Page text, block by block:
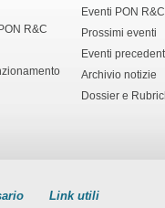
R&C
Eventi PON R&C
Prossimi eventi
Eventi
Archivio notizie
Dossier e
Link utili